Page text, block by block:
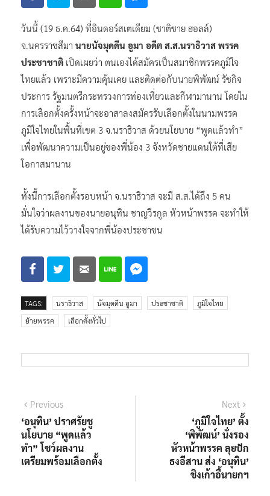
วันนี้ (19 ธ.ค.64) ที่อินดอร์สเตเดียม (ชาติชาย ฮอลล์)
จ.นครราชสีมา นายนัจมุดดีน อูมา อดีต ส.ส.นราธิวาส พรรค
ประชาชาติ เปิดเผยว่า ตนเองได้สมัครเป็นสมาชิกพรรคภูมิใจ
ไทยแล้ว เพราะมีความคุ้นเคย และติดต่อกับนายพิพัฒน์ รัชกิจ
ประการ รัฐมนตรีกระทรวงการท่องเที่ยวและกีฬามานาน โดยใน
การเลือกตั้งครั้งหน้าจะอาสาลงสมัครรับเลือกตั้งในนามพรรค
ภูมิใจไทยในพื้นที่เขต 3 จ.นราธิวาส ด้วยนโยบาย “พูดแล้วทำ”
เพื่อพัฒนาความเป็นอยู่ของพี่น้อง 3 จังหวัดชายแดนใต้ที่เสีย
โอกาสมานาน
ทั้งนี้การเลือกตั้งรอบหน้า จ.นราธิวาส จะมี ส.ส.ได้ถึง 5 คน
มั่นใจว่าผลงานของนายอนุทิน ชาญวีรกูล หัวหน้าพรรค จะทำให้
ได้รับความไว้วางใจจากพี่น้องประชาชน
TAGS: นราธิวาส นัจมุดดีน อูมา ประชาชาติ
ภูมิใจไทย
ย้ายพรรค
เลือกตั้งทั่วไป
แนะแนว
เรื่อง
PreviousPrevious
post:
‘อนุทิน’ ปราศรัยชู
นโยบาย “พูดแล้ว
ทำ” โชว์ผลงาน
เตรียมพร้อมเลือกตั้ง
Next
‘ภูมิใจไทย’ ตั้ง
‘พิพัฒน์’ นั่งรอง
หัวหน้าพรรค ลุยปัก
ธงอีสาน ส่ง ‘อนุทิน’
ชิงเก้าอี้นายกฯ